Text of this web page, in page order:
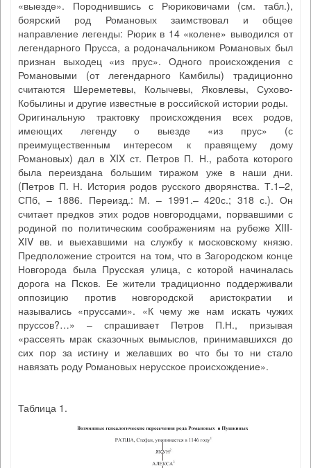
«выезде». Породнившись с Рюриковичами (см. табл.),
боярский род Романовых заимствовал и общее
направление легенды: Рюрик в 14 «колене» выводился от
легендарного Прусса, а родоначальником Романовых был
признан выходец «из прус». Одного происхождения с
Романовыми (от легендарного Камбилы) традиционно
считаются Шереметевы, Колычевы, Яковлевы, Сухово-
Кобылины и другие известные в российской истории роды.
Оригинальную трактовку происхождения всех родов,
имеющих легенду о выезде «из прус» (с
преимущественным интересом к правящему дому
Романовых) дал в XIX ст. Петров П. Н., работа которого
была переиздана большим тиражом уже в наши дни.
(Петров П. Н. История родов русского дворянства. Т.1–2,
СПб, – 1886. Переизд.: М. – 1991.– 420с.; 318 с.). Он
считает предков этих родов новгородцами, порвавшими с
родиной по политическим соображениям на рубеже XIII-
XIV вв. и выехавшими на службу к московскому князю.
Предположение строится на том, что в Загородском конце
Новгорода была Прусская улица, с которой начиналась
дорога на Псков. Ее жители традиционно поддерживали
оппозицию против новгородской аристократии и
назывались «пруссами». «К чему же нам искать чужих
пруссов?…» – спрашивает Петров П.Н., призывая
«рассеять мрак сказочных вымыслов, принимавшихся до
сих пор за истину и желавших во что бы то ни стало
навязать роду Романовых нерусское происхождение».
Таблица 1.